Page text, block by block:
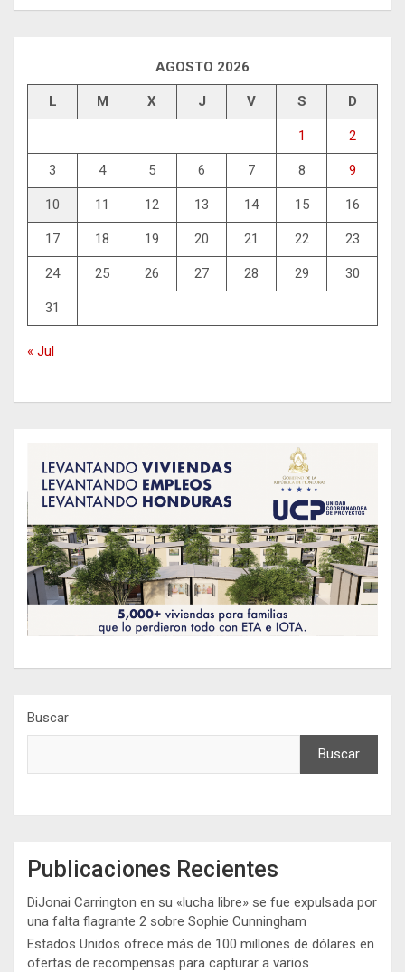
AGOSTO 2026
L M X J V S D
1 2
3 4 5 6 7 8 9
10 11 12 13 14 15 16
17 18 19 20 21 22 23
24 25 26 27 28 29 30
31
« Jul
Buscar
Buscar
Publicaciones Recientes
DiJonai Carrington en su «lucha libre» se fue expulsada por
una falta flagrante 2 sobre Sophie Cunningham
Estados Unidos ofrece más de 100 millones de dólares en
ofertas de recompensas para capturar a varios